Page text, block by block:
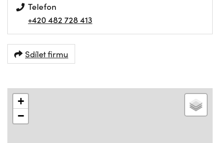
Telefon
+420 482 728 413
Sdílet firmu
+
−